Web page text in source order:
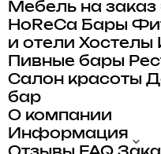
Мебель на заказ
HoReCa Бары
и отели Хостелы
Пивные бары
Салон красоты
бар
О компании
Информация